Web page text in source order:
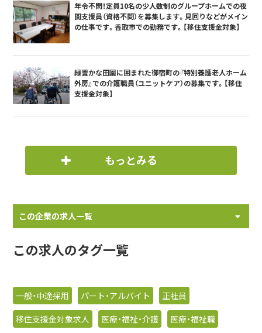
年令不問！定員10名の少人数制のグループホームでの夜
間支援員（資格不問）を募集します。見回りなどがメイン
の仕事です。香取市での勤務です。【移住支援金対象】
緑豊かな田園に囲まれた御宿町の『特別養護老人ホーム
外房』での介護職員（ユニットケア）の募集です。【移住
支援金対象】
もっとみる
この企業の求人一覧
この求人のタグ一覧
一般・中途採用 パート・アルバイト
正社員
移住支援金対象求人
医療・福祉・介護
医療・福祉職